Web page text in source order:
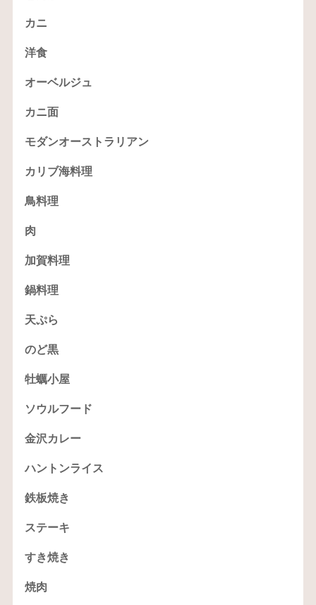
カニ
洋食
オーベルジュ
カニ面
モダンオーストラリアン
カリブ海料理
鳥料理
肉
加賀料理
鍋料理
天ぷら
のど黒
牡蠣小屋
ソウルフード
金沢カレー
ハントンライス
鉄板焼き
ステーキ
すき焼き
焼肉